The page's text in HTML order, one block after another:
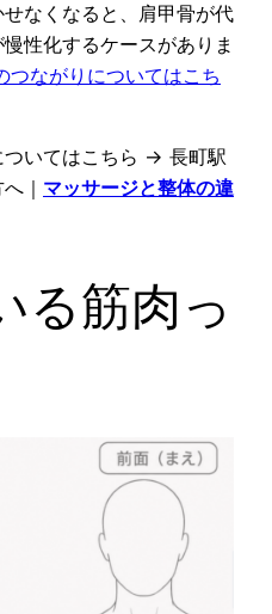
なくなると、肩甲骨が代
性化するケースがありま
つながりについてはこち
ついてはこちら → 長町駅
｜ マッサージと整体の違
る筋肉っ